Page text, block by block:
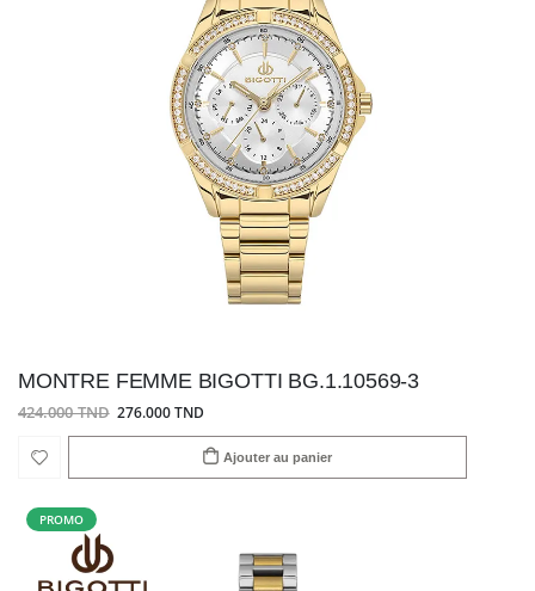
MONTRE FEMME BIGOTTI BG.1.10569-3
424.000 TND 276.000 TND
Ajouter au panier
PROMO